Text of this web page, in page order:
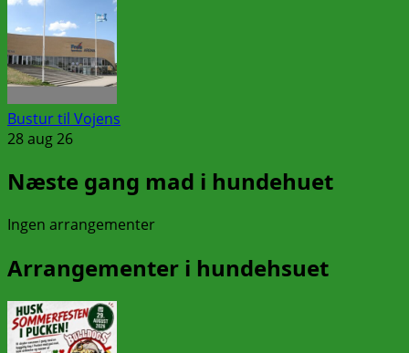
Bustur til Vojens
28 aug 26
Næste gang mad i hundehuet
Ingen arrangementer
Arrangementer i hundehsuet